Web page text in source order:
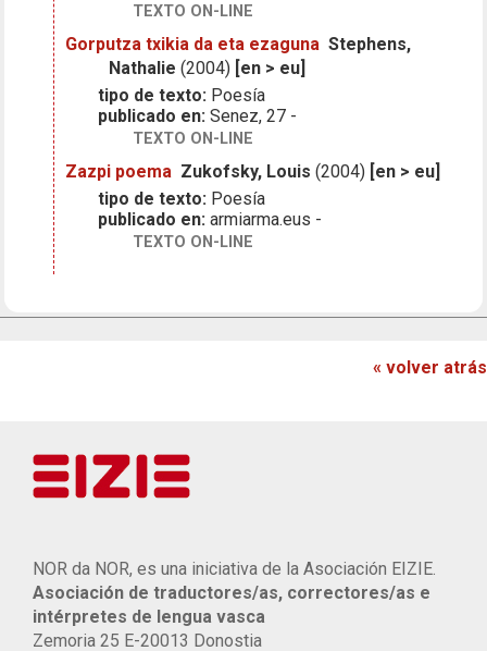
TEXTO ON-LINE
Gorputza txikia da eta ezaguna Stephens,
Nathalie (2004) [en > eu]
tipo de texto: Poesía
publicado en: Senez, 27 -
TEXTO ON-LINE
Zazpi poema Zukofsky, Louis (2004) [en > eu]
tipo de texto: Poesía
publicado en: armiarma.eus -
TEXTO ON-LINE
« volver atrás
NOR da NOR, es una iniciativa de la Asociación EIZIE.
Asociación de traductores/as, correctores/as e
intérpretes de lengua vasca
Zemoria 25 E-20013 Donostia